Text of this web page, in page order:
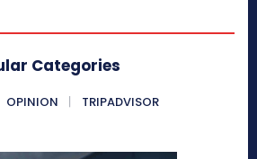
Categories
OPINION TRIPADVISOR